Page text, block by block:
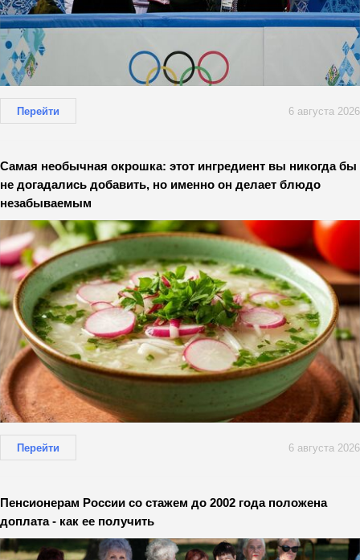
Перейти 6 августа 2026
Самая необычная окрошка: этот ингредиент вы никогда бы
не догадались добавить, но именно он делает блюдо
незабываемым
Перейти 6 августа 2026
Пенсионерам России со стажем до 2002 года положена
доплата - как ее получить